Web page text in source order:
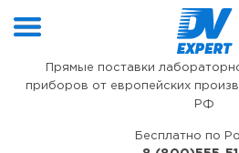
Прямые поставки
приборов от европейских
РФ
Бесплатно по